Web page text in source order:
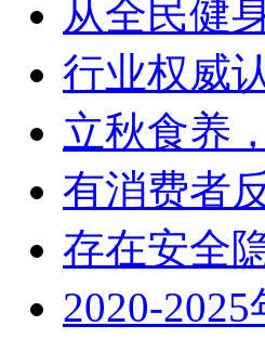
从全民健
行业权威
立秋食养
有消费者
存在安全
2020-